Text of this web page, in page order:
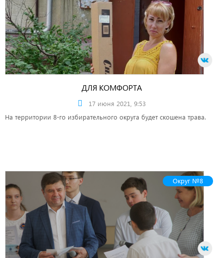
ДЛЯ КОМФОРТА
17 июня 2021, 9:53
На территории 8-го избирательного округа будет скошена трава.
Округ №8